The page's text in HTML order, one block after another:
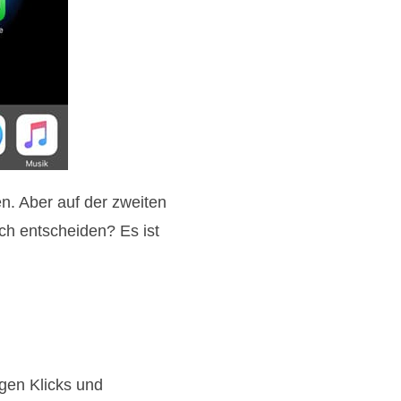
Aber auf der zweiten
entscheiden? Es ist
Klicks und